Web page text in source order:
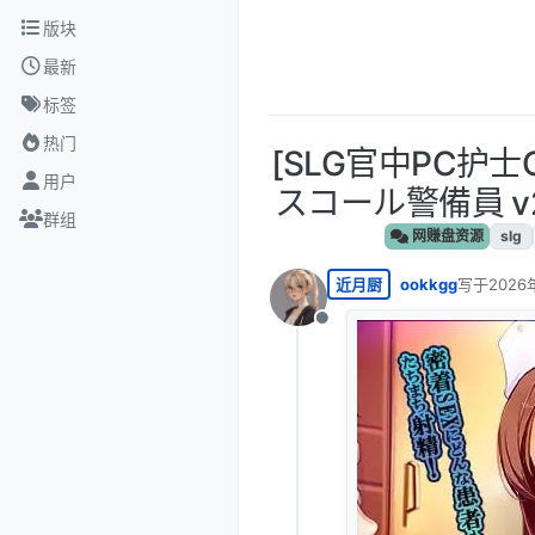
跳转至内容
版块
最新
标签
热门
用户
群组
[SLG官中PC护
スコール警備員
网赚盘资源 slg
离线
近月厨 ookkgg写于2026
最后由 编